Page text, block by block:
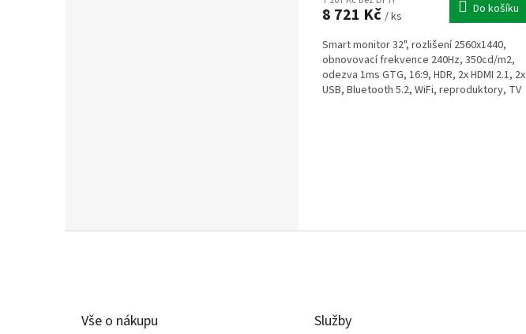
8 721 Kč / ks Do košíku
Smart monitor 32", rozlišení 2560x1440,
obnovovací frekvence 240Hz, 350cd/m2,
odezva 1ms GTG, 16:9, HDR, 2x HDMI 2.1, 2x
USB, Bluetooth 5.2, WiFi, reproduktory, TV
Vše o nákupu Služby